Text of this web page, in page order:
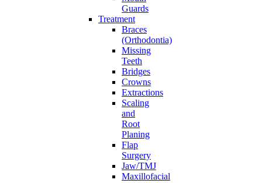
Guards
Treatment
Braces
(Orthodontia)
Missing
Teeth
Bridges
Crowns
Extractions
Scaling
and
Root
Planing
Flap
Surgery
Jaw/TMJ
Maxillofacial